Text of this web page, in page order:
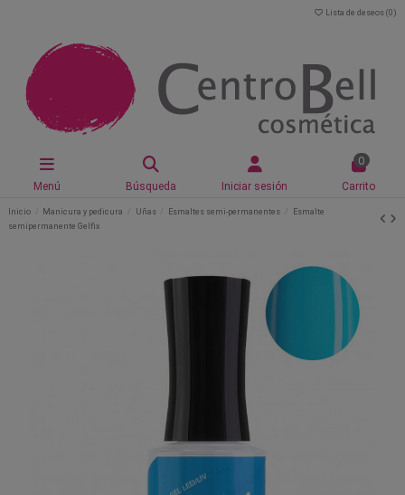
Lista de deseos (0 )
Menú Búsqueda Iniciar sesión
0
Carrito
Inicio Manicura y pedicura Uñas Esmaltes semi-permanentes
Esmalte
semipermanente Gelfix